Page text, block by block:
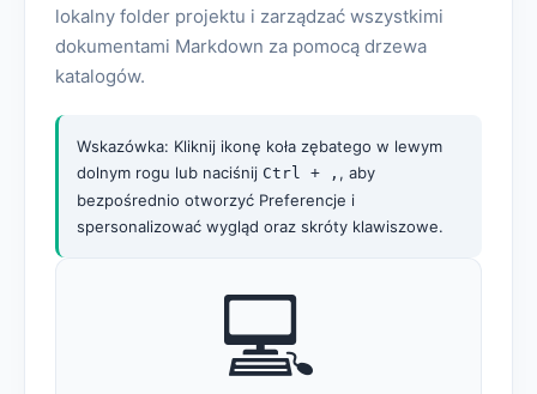
lokalny folder projektu i zarządzać wszystkimi
dokumentami Markdown za pomocą drzewa
katalogów.
Wskazówka: Kliknij ikonę koła zębatego w lewym
dolnym rogu lub naciśnij Ctrl + , , aby
bezpośrednio otworzyć Preferencje i
spersonalizować wygląd oraz skróty klawiszowe.
💻